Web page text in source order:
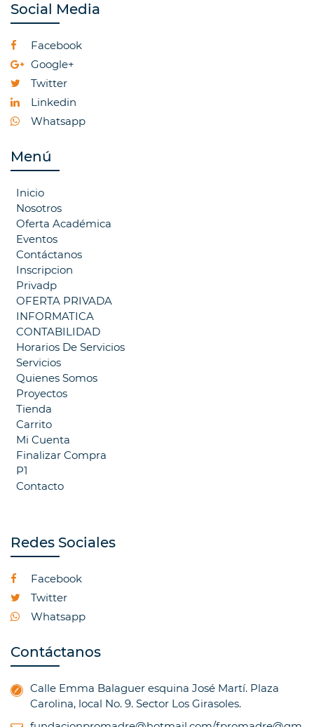
Social Media
Facebook
Google+
Twitter
Linkedin
Whatsapp
Menú
Inicio
Nosotros
Oferta Académica
Eventos
Contáctanos
Inscripcion
Privadp
OFERTA PRIVADA
INFORMATICA
CONTABILIDAD
Horarios De Servicios
Servicios
Quienes Somos
Proyectos
Tienda
Carrito
Mi Cuenta
Finalizar Compra
P1
Contacto
Redes Sociales
Facebook
Twitter
Whatsapp
Contáctanos
Calle Emma Balaguer esquina José Martí. Plaza
Carolina, local No. 9. Sector Los Girasoles.